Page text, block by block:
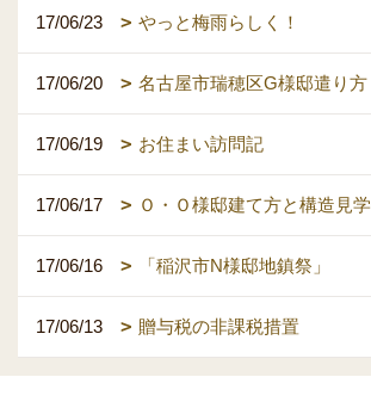
17/06/23 やっと梅雨らしく！
17/06/20 名古屋市瑞穂区G様邸遣り方
17/06/19 お住まい訪問記
17/06/17 Ｏ・Ｏ様邸建て方と構造見
17/06/16 「稲沢市N様邸地鎮祭」
17/06/13 贈与税の非課税措置